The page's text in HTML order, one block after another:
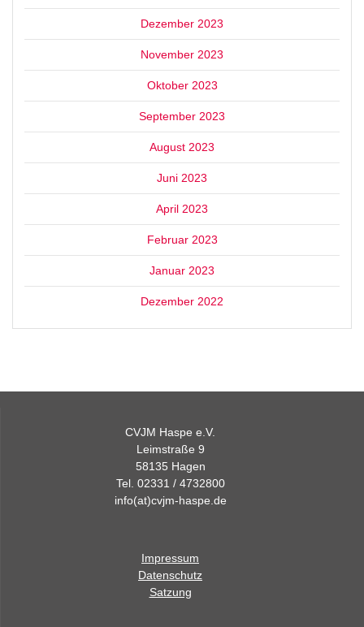
Dezember 2023
November 2023
Oktober 2023
September 2023
August 2023
Juni 2023
April 2023
Februar 2023
Januar 2023
Dezember 2022
CVJM Haspe e.V.
Leimstraße 9
58135 Hagen
Tel. 02331 / 4732800
info(at)cvjm-haspe.de
Impressum
Datenschutz
Satzung